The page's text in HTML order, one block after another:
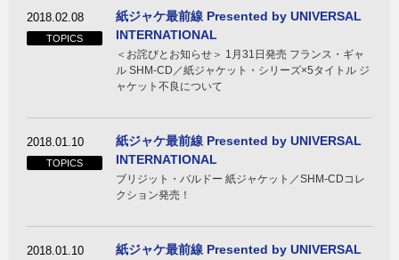
2018.02.08
TOPICS
紙ジャケ最前線 Presented by UNIVERSAL
INTERNATIONAL
＜お詫びとお知らせ＞ 1月31日発売 フランス・ギャ
ル SHM-CD／紙ジャケット・シリーズ×5タイトル ジ
ャケット不良について
2018.01.10
TOPICS
紙ジャケ最前線 Presented by UNIVERSAL
INTERNATIONAL
ブリジット・バルドー 紙ジャケット／SHM-CDコレ
クション発売！
2018.01.10
紙ジャケ最前線 Presented by UNIVERSAL